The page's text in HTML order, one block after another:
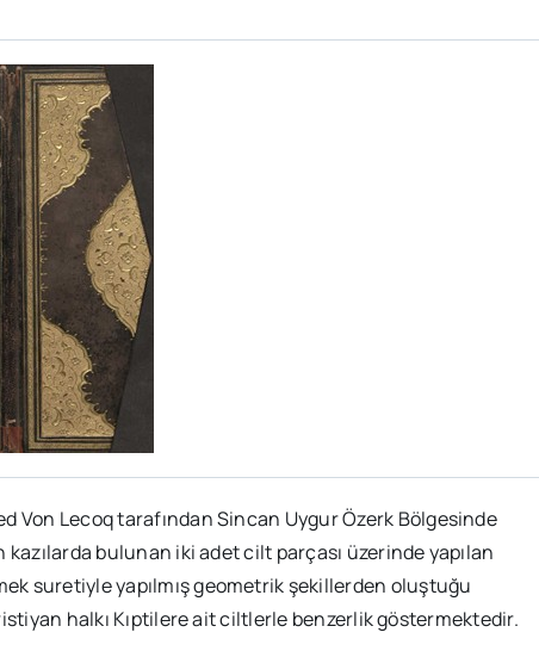
Von Lecoq tarafından Sincan Uygur Özerk Bölgesinde
bulunan iki adet cilt parçası üzerinde yapılan
suretiyle yapılmış geometrik şekillerden oluştuğu
halkı Kıptilere ait ciltlerle benzerlik göstermektedir.